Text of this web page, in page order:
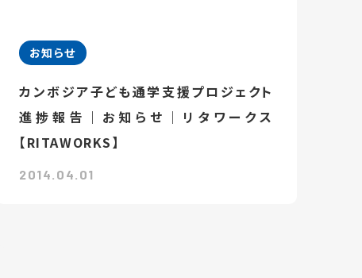
お知らせ
カンボジア子ども通学支援プロジェクト
進捗報告｜お知らせ｜リタワークス
【RITAWORKS】
2014.04.01